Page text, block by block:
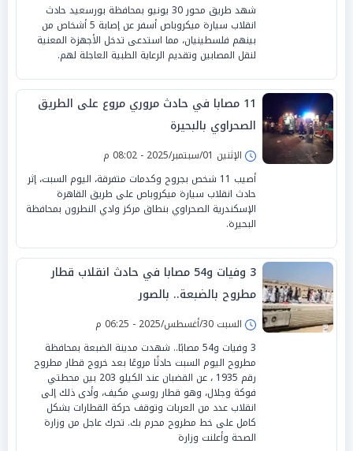
شهد طريق محور 30 يونيو بمحافظة بورسعيد حادث
انقلاب سيارة ميكروباص أسفر عن إصابة 5 أشخاص من
بينهم فلسطينيان، مما استدعى تدخل الأجهزة المعنية
لنقل المصابين وتقديم الرعاية الطبية العاجلة لهم.
11 مصابا في حادث مروري مروع على الطريق
الصحراوي بالبحيرة
الإثنين 01/سبتمبر/2025 - 08:02 م
أصيب 11 شخص بجروح وكدمات متفرقة، اليوم السبت، إثر
حادث انقلاب سيارة ميكروباص على طريق القاهرة
الإسكندرية الصحراوي بنطاق مركز وادي النطرون بمحافظة
البحيرة.
3 وفيات و54 مصابا في حادث انقلاب قطار
مطروح بالضبعة.. بالصور
السبت 30/أغسطس/2025 - 06:25 م
3 وفيات و54 مصابًا.. شهدت مدينة الضبعة بمحافظة
مطروح اليوم السبت حادثًا مروعًا بعد خروج قطار مطروح
رقم 1935 ، عن القضبان عند الكيلو 203 بين محطتي
فوكة وجلال، وهو قطار روسي مكيف، وأدى ذلك إلى
انقلاب عدد من العربات وتوقف حركة القطارات بشكل
كامل على خط مطروح محرم بك. تحرك عاجل من وزارة
الصحة وأعلنت وزارة